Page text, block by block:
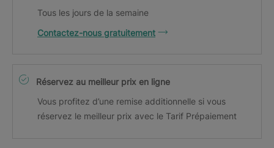
Tous les jours de la semaine
Contactez-nous gratuitement
Réservez au meilleur prix en ligne
Vous profitez d’une remise additionnelle si vous
réservez le meilleur prix avec le Tarif Prépaiement